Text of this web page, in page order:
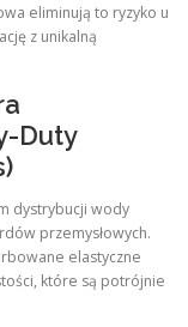
eliminują to ryzyko u
z unikalną
Duty
dystrybucji wody
przemysłowych.
elastyczne
które są potrójnie